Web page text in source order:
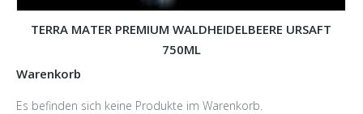
TERRA MATER PREMIUM WALDHEIDELBEERE URSAFT
750ML
Warenkorb
Es befinden sich keine Produkte im Warenkorb.